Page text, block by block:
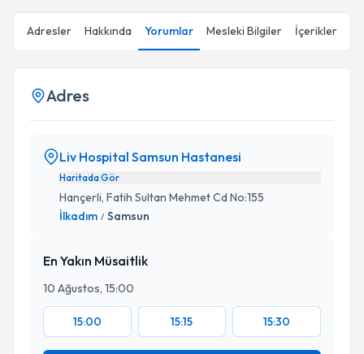
Adresler Hakkında Yorumlar Mesleki Bilgiler İçerikler
Adres
Liv Hospital Samsun Hastanesi
Haritada Gör
Hançerli, Fatih Sultan Mehmet Cd No:155
İlkadım / Samsun
En Yakın Müsaitlik
10 Ağustos, 15:00
15:00 15:15 15:30